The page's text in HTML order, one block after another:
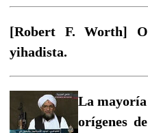
[Robert F. Worth]
yihadista.
La mayoría
orígenes